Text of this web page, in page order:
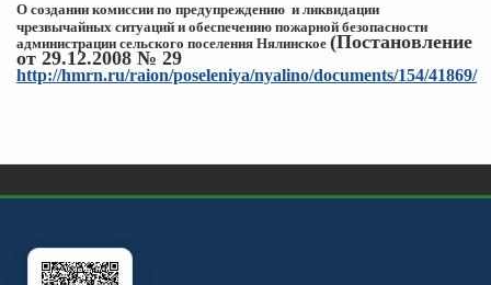
О создании комиссии по предупреждению и ликвидации
чрезвычайных ситуаций и обеспечению пожарной безопасности
администрации сельского поселения Нялинское (Постановление
от 29.12.2008 № 29
http://hmrn.ru/raion/poseleniya/nyalino/documents/154/41869/